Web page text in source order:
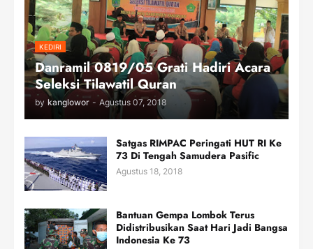
KEDIRI
Danramil 0819/05 Grati Hadiri Acara
Seleksi Tilawatil Quran
by kanglowor - Agustus 07, 2018
Satgas RIMPAC Peringati HUT RI Ke
73 Di Tengah Samudera Pasific
Agustus 18, 2018
Bantuan Gempa Lombok Terus
Didistribusikan Saat Hari Jadi Bangsa
Indonesia Ke 73